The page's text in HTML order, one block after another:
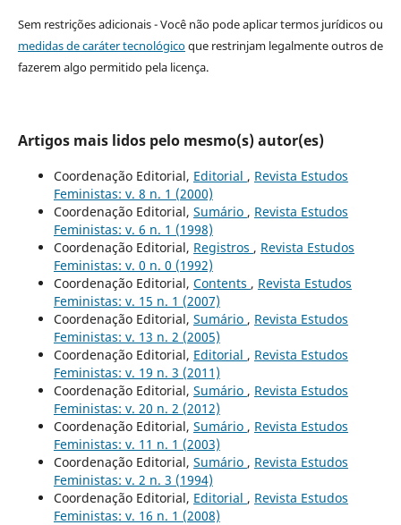
Sem restrições adicionais - Você não pode aplicar termos jurídicos ou
medidas de caráter tecnológicoque restrinjam legalmente outros de
fazerem algo permitido pela licença.
Artigos mais lidos pelo mesmo(s) autor(es)
Coordenação Editorial, Editorial , Revista Estudos
Feministas: v. 8 n. 1 (2000)
Coordenação Editorial, Sumário , Revista Estudos
Feministas: v. 6 n. 1 (1998)
Coordenação Editorial, Registros , Revista Estudos
Feministas: v. 0 n. 0 (1992)
Coordenação Editorial, Contents , Revista Estudos
Feministas: v. 15 n. 1 (2007)
Coordenação Editorial, Sumário , Revista Estudos
Feministas: v. 13 n. 2 (2005)
Coordenação Editorial, Editorial , Revista Estudos
Feministas: v. 19 n. 3 (2011)
Coordenação Editorial, Sumário , Revista Estudos
Feministas: v. 20 n. 2 (2012)
Coordenação Editorial, Sumário , Revista Estudos
Feministas: v. 11 n. 1 (2003)
Coordenação Editorial, Sumário , Revista Estudos
Feministas: v. 2 n. 3 (1994)
Coordenação Editorial, Editorial , Revista Estudos
Feministas: v. 16 n. 1 (2008)